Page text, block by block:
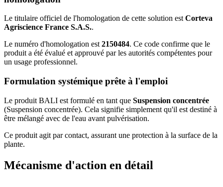
Le titulaire officiel de l'homologation de cette solution est Corteva
Agriscience France S.A.S..
Le numéro d'homologation est 2150484. Ce code confirme que le
produit a été évalué et approuvé par les autorités compétentes pour
un usage professionnel.
Formulation systémique prête à l'emploi
Le produit BALI est formulé en tant que Suspension concentrée
(Suspension concentrée). Cela signifie simplement qu'il est destiné à
être mélangé avec de l'eau avant pulvérisation.
Ce produit agit par contact, assurant une protection à la surface de la
plante.
Mécanisme d'action en détail